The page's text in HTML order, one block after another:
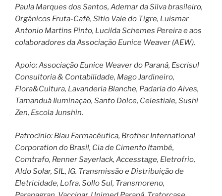
Paula Marques dos Santos, Ademar da Silva brasileiro,
Orgânicos Fruta-Café, Sítio Vale do Tigre, Luismar
Antonio Martins Pinto, Lucilda Schemes Pereira e aos
colaboradores da Associação Eunice Weaver (AEW).
Apoio: Associação Eunice Weaver do Paraná, Escrisul
Consultoria & Contabilidade, Mago Jardineiro,
Flora&Cultura, Lavanderia Blanche, Padaria do Alves,
Tamanduá Iluminação, Santo Dolce, Celestiale, Sushi
Zen, Escola Junshin.
Patrocínio: Blau Farmacêutica, Brother International
Corporation do Brasil, Cia de Cimento Itambé,
Comtrafo, Renner Sayerlack, Accesstage, Eletrofrio,
Aldo Solar, SIL, IG. Transmissão e Distribuição de
Eletricidade, Lofra, Sollo Sul, Transmoreno,